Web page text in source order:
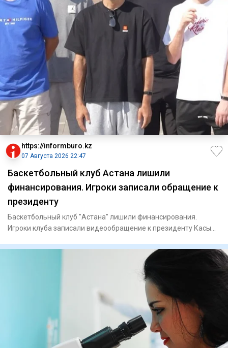
https://informburo.kz
07 Августа 2026 22:47
Баскетбольный клуб Астана лишили
финансирования. Игроки записали обращение к
президенту
Баскетбольный клуб "Астана" лишили финансирования.
Игроки клуба записали видеообращение к президенту Касым-